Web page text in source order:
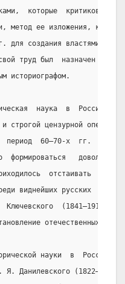
которые
метод ее изложения, к
для создания властями
труд был  назначен
историографом.
наука  в  России
и строгой цензурной опекой.
период  60—70-х  гг.  XIX
формироваться   довольно
отстаивать
виднейших русских
(1841—1911
отечественных
науки  в  России,
Я. Данилевского